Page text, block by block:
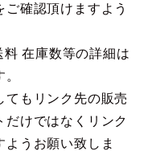
ご確認頂けますよう
在庫数等の詳細は
てもリンク先の販売
だけではなくリンク
うお願い致しま